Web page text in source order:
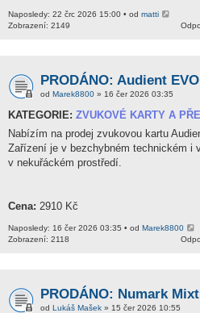
Naposledy: 22 črc 2026 15:00 • od matti
Zobrazení: 2149
PRODÁNO: Audient
od Marek8800 » 16 čer 2026 03:35
KATEGORIE: ZVUKOVÉ KARTY A
Nabízím na prodej zvukovou kartu
Zařízení je v bezchybném technickém i
v nekuřáckém prostředí.
Cena: 2910 Kč
Naposledy: 16 čer 2026 03:35 • od Marek8800
Zobrazení: 2118
PRODÁNO: Numark
od Lukáš Mašek » 15 čer 2026 10:55